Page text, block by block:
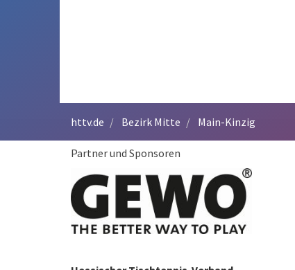
httv.de Bezirk Mitte Main-Kinzig
Partner und Sponsoren